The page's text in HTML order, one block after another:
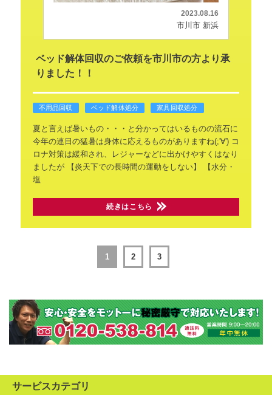
2023.08.16
市川市 新浜
ベッド解体回収のご依頼を市川市の方より承
りました！！
不用品回収 ベッド解体処分 家具回収処分
夏と言えば暑いもの・・・と分かってはいるものの流石に
今年の連日の猛暑は身体に応えるものがありますね(;'∀')コ
ロナ対策は緩和され、レジャーなどに出かけやすくはなり
ましたが【炎天下での長時間の運動をしない】
【水分・
塩
続きはこちら
1 2 3
サービスカテゴリ